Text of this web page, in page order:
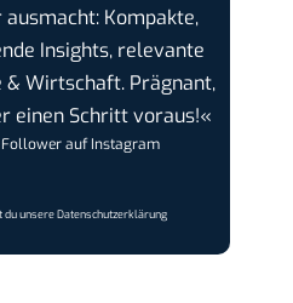
Kompakte,
Insights, relevante
& Wirtschaft. Prägnant,
einen Schritt voraus!«
Follower auf Instagram
du unsereDatenschutzerklärung